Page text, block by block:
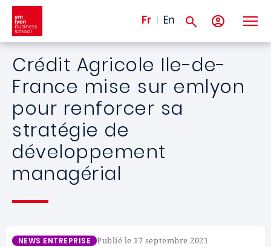
Aller au contenu principal
Fr En
Crédit Agricole Ile-de-
France mise sur emlyon
pour renforcer sa
stratégie de
développement
managérial
NEWS ENTREPRISE Publié le 17 septembre 2021